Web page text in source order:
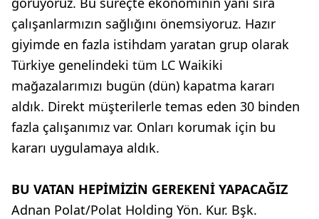
çalışanlarmızın sağlığını önemsiyoruz. Hazır
giyimde en fazla istihdam yaratan grup olarak
Türkiye genelindeki tüm LC Waikiki
mağazalarımızı bugün (dün) kapatma kararı
aldık. Direkt müşterilerle temas eden 30 binden
fazla çalışanımız var. Onları korumak için bu
kararı uygulamaya aldık.
BU VATAN HEPİMİZİN GEREKENİ YAPACAĞIZ
Adnan Polat/Polat Holding Yön. Kur. Bşk.